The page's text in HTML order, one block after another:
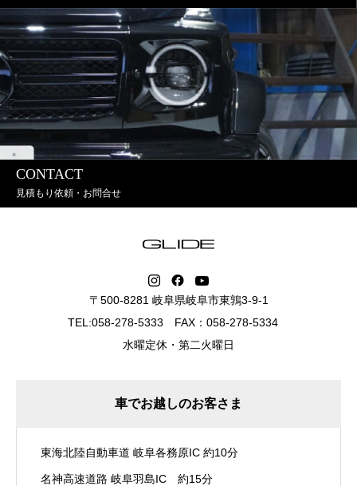
CONTACT
見積もり依頼・お問合せ
〒500-8281 岐阜県岐阜市東鶉3-9-1
TEL:058-278-5333 FAX：058-278-5334
水曜定休・第二火曜日
車でお越しのお客さま
東海北陸自動車道 岐阜各務原IC 約10分
名神高速道路 岐阜羽島IC 約15分